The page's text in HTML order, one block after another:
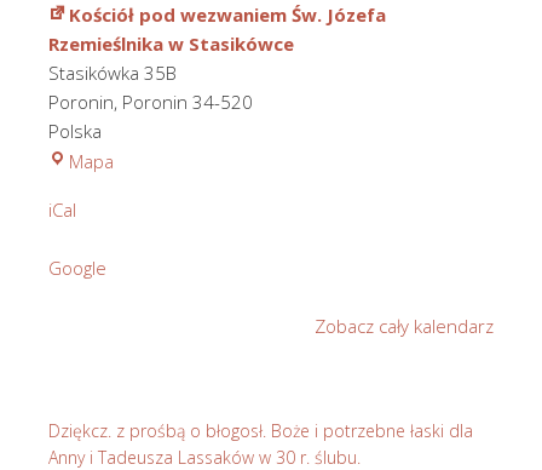
Kościół pod wezwaniem Św. Józefa
Rzemieślnika w Stasikówce
Stasikówka 35B
Poronin, Poronin 34-520
Polska
Mapa
iCal
Google
Zobacz cały kalendarz
Dziękcz. z prośbą o błogosł. Boże i potrzebne łaski dla
Anny i Tadeusza Lassaków w 30 r. ślubu.